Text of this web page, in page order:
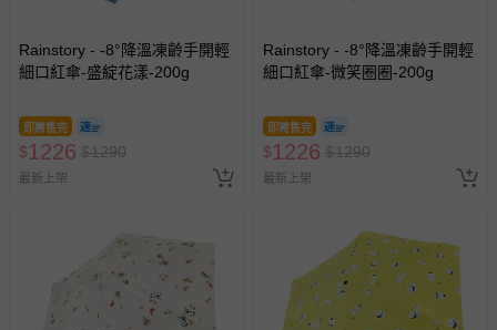
報紙、期刊或雜誌（惟書籍如經拆封、使用，則酌收整
新費用）。
等）。
非以有形媒介提供之數位內容或一經提供即為完成之線
上服務，經消費者事先同意始提供（例如線上課程、遊
已拆封之以下類型商品：
-個人衛生用品（例如尿布、貼身衣物、泳裝、襪子、地
墊、寢具類等）。
-新生兒親膚衣物（嬰幼兒包巾與背巾、包屁衣、學習
Rainstory - -8°降溫凍齡手開輕
細口紅傘-盛綻花漾-200g
即將售完
$1226 $1290
最新上架
Rainstory - -8°降溫凍齡手開輕
細口紅傘-微笑圈圈-200g
即將售完
$1226 $1290
最新上架